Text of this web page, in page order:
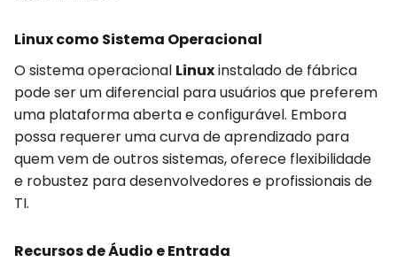
Linux como Sistema Operacional
O sistema operacional Linuxinstalado de fábrica
pode ser um diferencial para usuários que preferem
uma plataforma aberta e configurável. Embora
possa requerer uma curva de aprendizado para
quem vem de outros sistemas, oferece flexibilidade
e robustez para desenvolvedores e profissionais de
TI.
Recursos de Áudio e Entrada